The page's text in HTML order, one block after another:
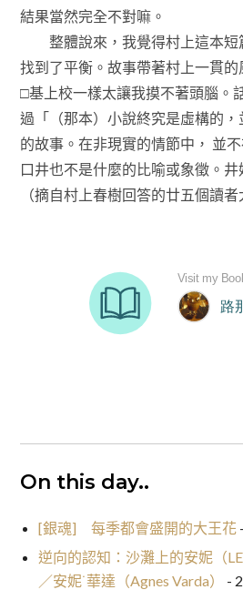
結果當然完全不對嘛。
整體說來，我覺得村上這本短
找到了平衡。故事帶著村上一貫
□基上校一樣太讓我摸不著頭腦。
過「（那本）小說終究是虛構的
的故事。在非現實的情節中， 並
口井也不是什麼的比喻或象徵。井
（摘自村上春樹回答的廿五個讀者
On this day..
[銀魂] 每季都會盛開的大王花
逆向的認知：沙灘上的安妮（
／安妮˙華達（Agnes Varda）
-